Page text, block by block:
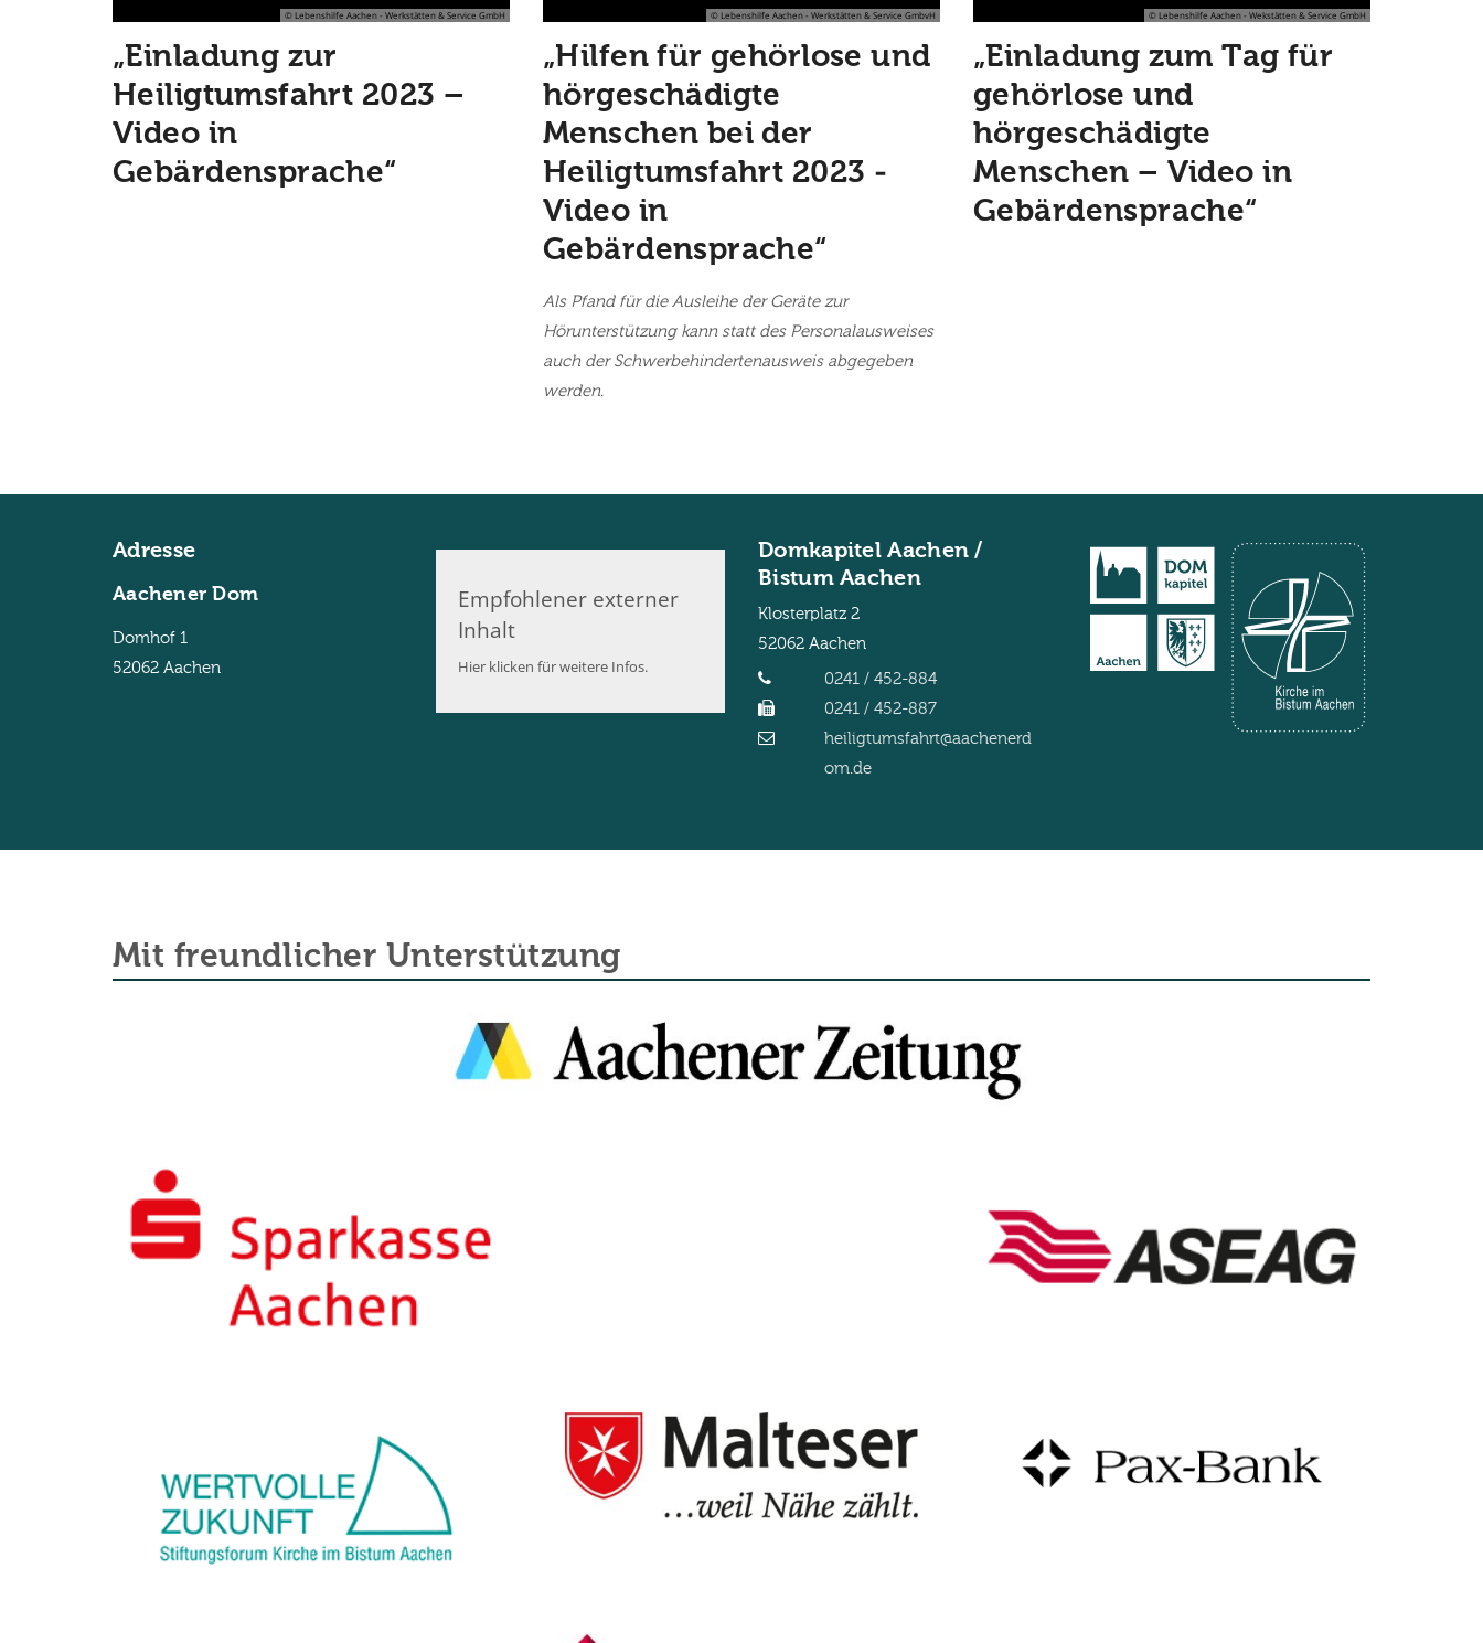
© Lebenshilfe Aachen - Werkstätten & Service GmbH
„Einladung zur
Heiligtumsfahrt 2023 –
Video in
Gebärdensprache“
© Lebenshilfe Aachen - Werkstätten & Service GmbvH
„Hilfen für gehörlose und
hörgeschädigte
Menschen bei der
Heiligtumsfahrt 2023 -
Video in
Gebärdensprache“
Als Pfand für die Ausleihe der Geräte zur
Hörunterstützung kann statt des Personalausweises
auch der Schwerbehindertenausweis abgegeben
werden.
© Lebenshilfe Aachen - Wekstätten & Service GmbH
„Einladung zum Tag für
gehörlose und
hörgeschädigte
Menschen – Video in
Gebärdensprache“
Adresse
Aachener Dom
Domhof 1
52062 Aachen
Empfohlener externer
Inhalt
Hier klicken für weitere Infos.
Domkapitel Aachen /
Bistum Aachen
Klosterplatz 2
52062 Aachen
0241 / 452-884
0241 / 452-887
heiligtumsfahrt@aachenerd
om.de
Mit freundlicher Unterstützung